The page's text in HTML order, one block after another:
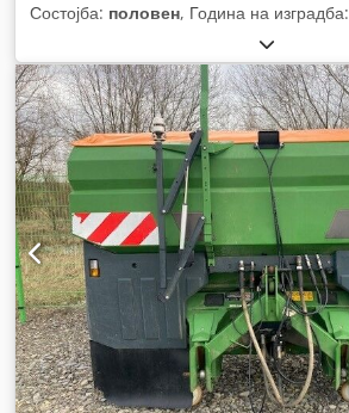
Состојба: половен, Година на изградба: